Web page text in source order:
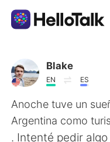
แอปแลกเปลี่ยนทา
AI Grammar
ไทย
Blake
EN ES
Anoche tuve un
Argentina como
. Intenté pedir